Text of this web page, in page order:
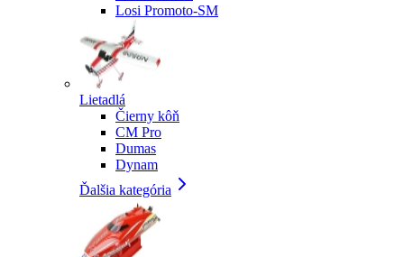
Losi Promoto-SM
Lietadlá
Čierny kôň
CM Pro
Dumas
Dynam
Ďalšia kategória